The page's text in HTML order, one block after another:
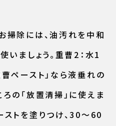
掃除には、油汚れを中和
いましょう。重曹2：水1
ペースト」なら液垂れの
の「放置清掃」に使えま
トを塗りつけ、30～60